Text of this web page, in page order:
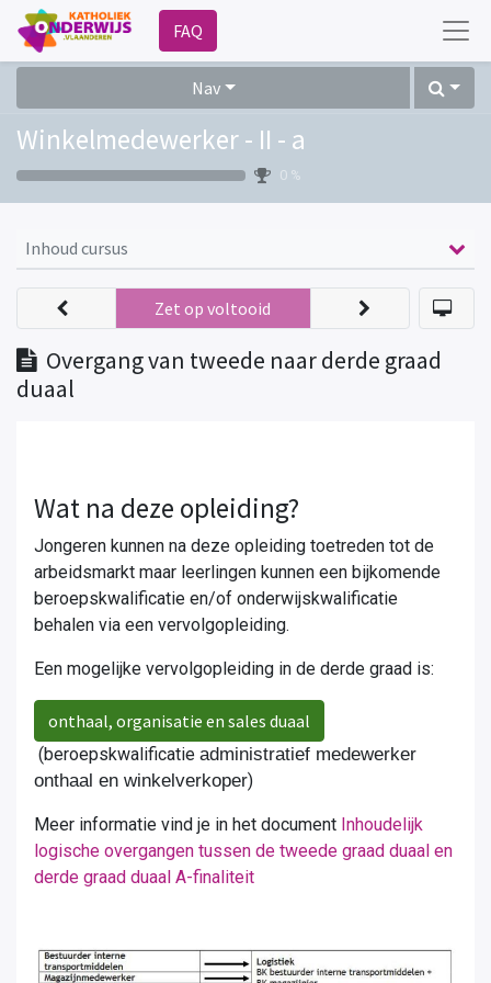
FAQ
Nav
Winkelmedewerker - II - a
0 %
Inhoud cursus
Overgang van tweede naar derde graad
duaal
Zet op voltooid
Wat na deze opleiding?
Jongeren kunnen na deze opleiding toetreden tot de
arbeidsmarkt maar leerlingen kunnen een bijkomende
beroepskwalificatie en/of onderwijskwalificatie
behalen via een vervolgopleiding.
Een mogelijke vervolgopleiding in de derde graad is:
onthaal, organisatie en sales duaal
(beroepskwalificatie administratief medewerker
onthaal en winkelverkoper)
Meer informatie vind je in het document Inhoudelijk
logische overgangen tussen de tweede graad duaal en
derde graad duaal A-finaliteit